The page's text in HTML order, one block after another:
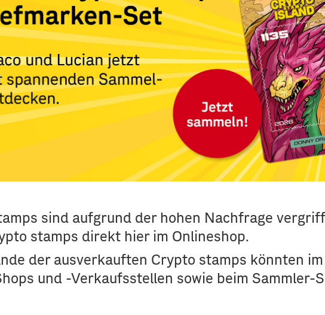
sind aufgrund der hohen Nachfrage
stamps direkt hier im Onlineshop.
der ausverkauften Crypto stamps könnten
und -Verkaufsstellen sowie beim Sammler-